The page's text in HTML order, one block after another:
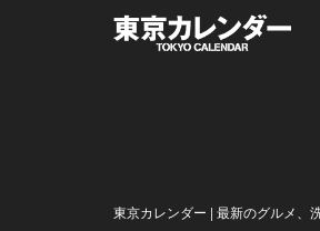
東京カレンダー | 最新のグルメ、